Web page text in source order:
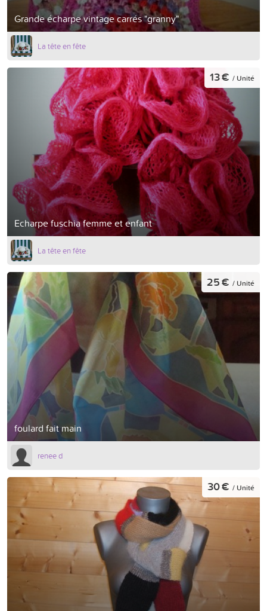
Grande écharpe vintage carrés "granny"
La tête en fête
Echarpe fuschia femme et enfant
13 € / Unité
La tête en fête
foulard fait main
25 € / Unité
renee d
30 € / Unité